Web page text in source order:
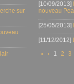
sur
[10/09/2013]
nouveau
[25/05/2013]
[11/12/2012]
«
‹ 1 2 3